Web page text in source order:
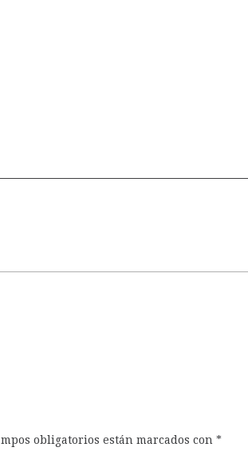
obligatorios están marcados con *